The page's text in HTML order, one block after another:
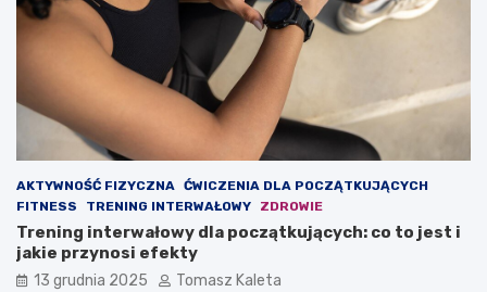
ć
m
m
n
i
o
w
ą
u
i
AKTYWNOŚĆ FIZYCZNA ĆWICZENIA DLA POCZĄTKUJĄCYCH
FITNESS
TRENING INTERWAŁOWY ZDROWIE
Trening interwałowy dla początkujących: co to jest i
jakie przynosi efekty
13 grudnia 2025 Tomasz Kaleta